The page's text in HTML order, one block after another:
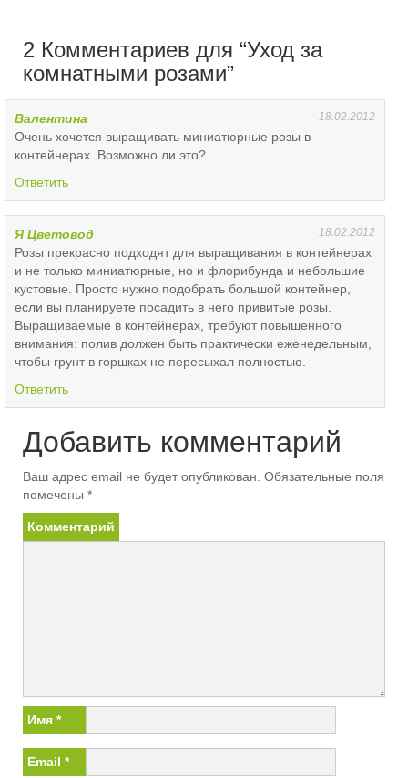
2 Комментариев для “Уход за
комнатными розами”
Валентина 18.02.2012
Очень хочется выращивать миниатюрные розы в
контейнерах. Возможно ли это?
Ответить
Я Цветовод 18.02.2012
Розы прекрасно подходят для выращивания в контейнерах
и не только миниатюрные, но и флорибунда и небольшие
кустовые. Просто нужно подобрать большой контейнер,
если вы планируете посадить в него привитые розы.
Выращиваемые в контейнерах, требуют повышенного
внимания: полив должен быть практически еженедельным,
чтобы грунт в горшках не пересыхал полностью.
Ответить
Добавить комментарий
Ваш адрес email не будет опубликован. Обязательные поля
помечены *
Комментарий
Имя *
Email *